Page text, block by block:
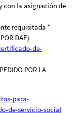
con la asignación de
requisitada *
DAE)
de-
POR LA
para-
de-servicio-social